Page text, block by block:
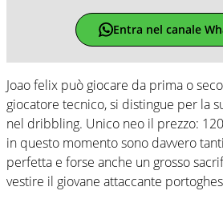
Entra nel canale
Joao felix può giocare da prima o
giocatore tecnico, si distingue per la
nel dribbling. Unico neo il prezzo:
in questo momento sono davvero
perfetta e forse anche un grosso
vestire il giovane attaccante